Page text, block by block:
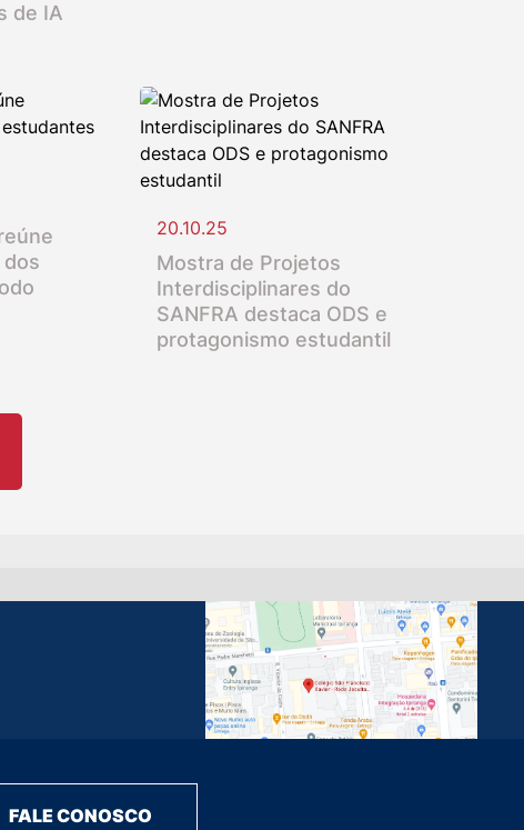
de IA
20.10.25
Mostra de Projetos
Interdisciplinares do
SANFRA destaca ODS e
protagonismo estudantil
FALE CONOSCO